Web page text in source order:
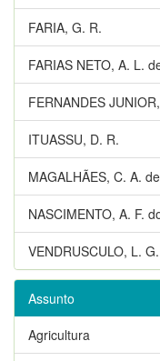
FARIA, G. R.
FARIAS NETO, A. L.
FERNANDES
ITUASSU, D. R.
MAGALHÃES, C. A.
NASCIMENTO, A. F.
VENDRUSCULO, L. G.
Assunto
Agricultura